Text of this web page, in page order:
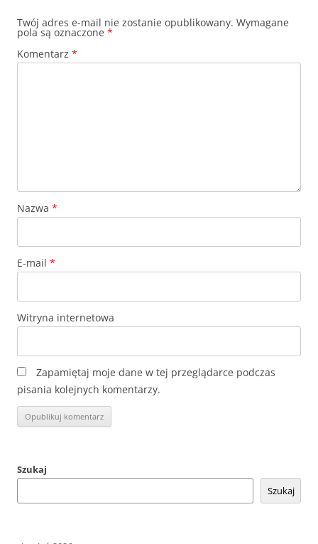
Twój adres e-mail nie zostanie opublikowany. Wymagane
pola są oznaczone *
Komentarz *
Nazwa *
E-mail *
Witryna internetowa
Zapamiętaj moje dane w tej przeglądarce podczas
pisania kolejnych komentarzy.
Szukaj
Szukaj